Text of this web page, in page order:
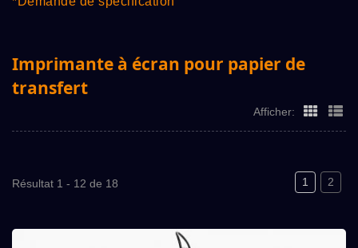
Imprimante à écran pour papier de
transfert
Afficher:
Résultat 1 - 12 de 18 1 2